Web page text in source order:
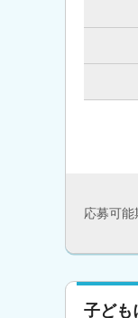
応募可
子ども